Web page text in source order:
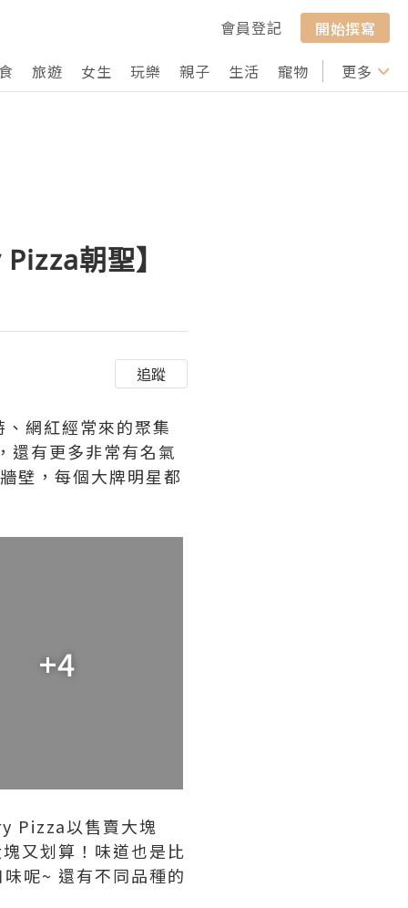
會員登記
開始撰寫
旅遊 女生 玩樂 親子 生活 寵物 行山 打卡
更多
朝聖】
追蹤
網紅經常來的聚集
還有更多非常有名氣
壁，每個大牌明星都
+4
Pizza以售賣大塊
又划算！味道也是比
呢~ 還有不同品種的